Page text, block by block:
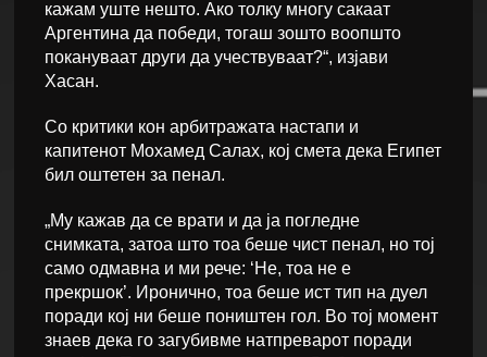
кажам уште нешто. Ако толку многу сакаат
Аргентина да победи, тогаш зошто воопшто
покануваат други да учествуваат?“, изјави
Хасан.
Со критики кон арбитражата настапи и
капитенот Мохамед Салах, кој смета дека Египет
бил оштетен за пенал.
„Му кажав да се врати и да ја погледне
снимката, затоа што тоа беше чист пенал, но тој
само одмавна и ми рече: ‘Не, тоа не е
прекршок’. Иронично, тоа беше ист тип на дуел
поради кој ни беше поништен гол. Во тој момент
знаев дека го загубивме натпреварот поради